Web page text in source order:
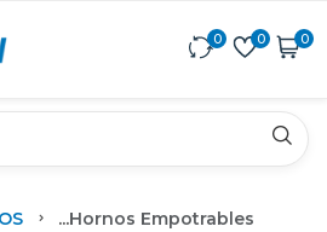
0 0 0
...Hornos Empotrables